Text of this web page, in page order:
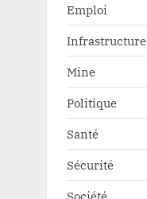
Emploi
Infrastructure
Mine
Politique
Santé
Sécurité